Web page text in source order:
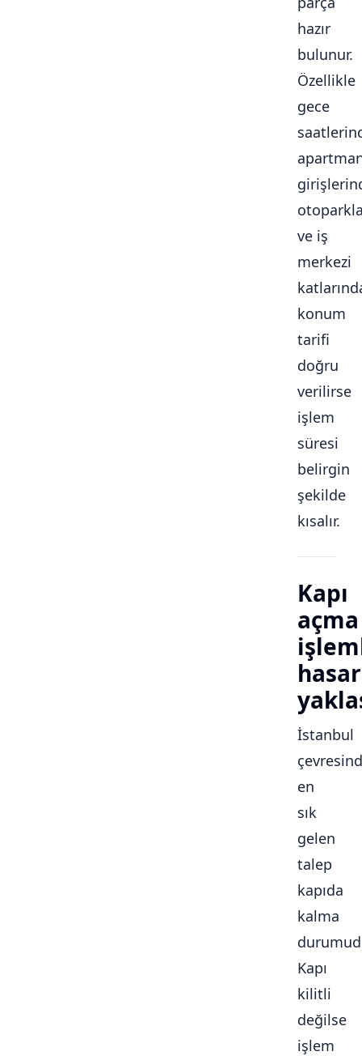
hazır
bulunur.
Özellikle
gece
ve iş
merkezi
konum
tarifi
doğru
verilirse
işlem
süresi
belirgin
şekilde
kısalır.
Kapı
açma
İstanbul
en
sık
gelen
talep
kapıda
kalma
Kapı
kilitli
değilse
işlem